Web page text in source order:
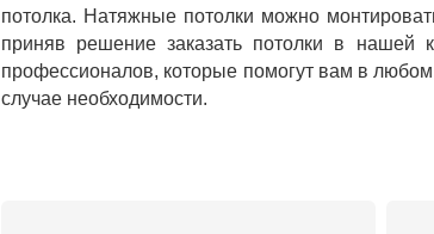
потолка. Натяжные потолки можно
приняв решение заказать потолки в
профессионалов, которые помогут вам в
случае необходимости.